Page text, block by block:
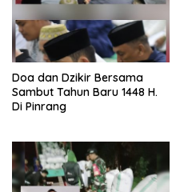
Doa dan Dzikir Bersama
Sambut Tahun Baru 1448 H.
Di Pinrang